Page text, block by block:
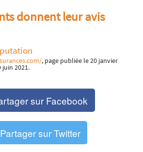
donnent leur avis
, page publiée le 20 janvier
juin 2021.
sur Facebook
Partager sur Twitter